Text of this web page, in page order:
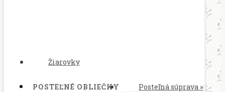
Žiarovky
POSTEĽNÉ OBLIEČKY Posteľná súprava »